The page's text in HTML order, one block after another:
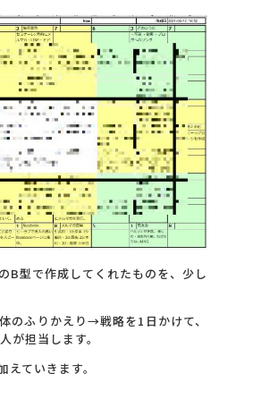
B型で作成してくれたものを、少し
のふりかえり→戦略を1日かけて、
が担当します。
ていきます。